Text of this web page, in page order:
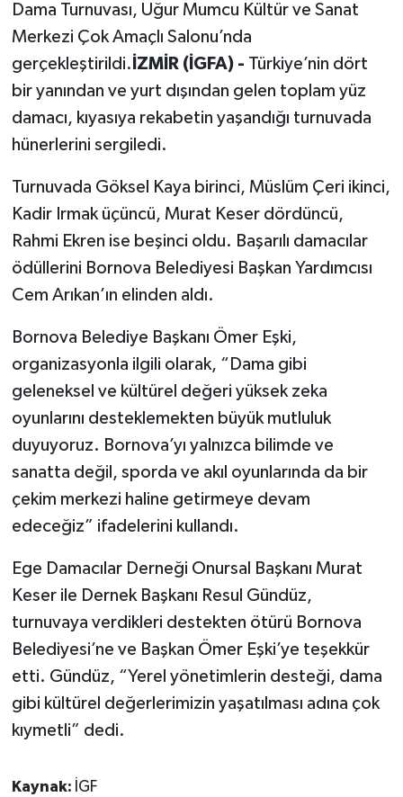
Dama Turnuvası, Uğur Mumcu Kültür ve Sanat
Merkezi Çok Amaçlı Salonu’nda
gerçekleştirildi. İZMİR (İGFA) - Türkiye’nin dört
bir yanından ve yurt dışından gelen toplam yüz
damacı, kıyasıya rekabetin yaşandığı turnuvada
hünerlerini sergiledi.
Turnuvada Göksel Kaya birinci, Müslüm Çeri ikinci,
Kadir Irmak üçüncü, Murat Keser dördüncü,
Rahmi Ekren ise beşinci oldu. Başarılı damacılar
ödüllerini Bornova Belediyesi Başkan Yardımcısı
Cem Arıkan’ın elinden aldı.
Bornova Belediye Başkanı Ömer Eşki,
organizasyonla ilgili olarak, “Dama gibi
geleneksel ve kültürel değeri yüksek zeka
oyunlarını desteklemekten büyük mutluluk
duyuyoruz. Bornova’yı yalnızca bilimde ve
sanatta değil, sporda ve akıl oyunlarında da bir
çekim merkezi haline getirmeye devam
edeceğiz” ifadelerini kullandı.
Ege Damacılar Derneği Onursal Başkanı Murat
Keser ile Dernek Başkanı Resul Gündüz,
turnuvaya verdikleri destekten ötürü Bornova
Belediyesi’ne ve Başkan Ömer Eşki’ye teşekkür
etti. Gündüz, “Yerel yönetimlerin desteği, dama
gibi kültürel değerlerimizin yaşatılması adına çok
kıymetli” dedi.
Kaynak: İGF